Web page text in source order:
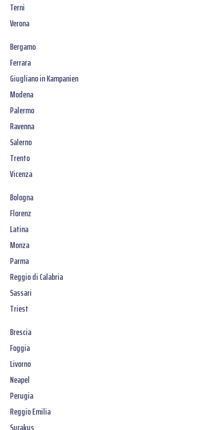
Terni
Verona
Bergamo
Ferrara
Giugliano in Kampanien
Modena
Palermo
Ravenna
Salerno
Trento
Vicenza
Bologna
Florenz
Latina
Monza
Parma
Reggio di Calabria
Sassari
Triest
Brescia
Foggia
Livorno
Neapel
Perugia
Reggio Emilia